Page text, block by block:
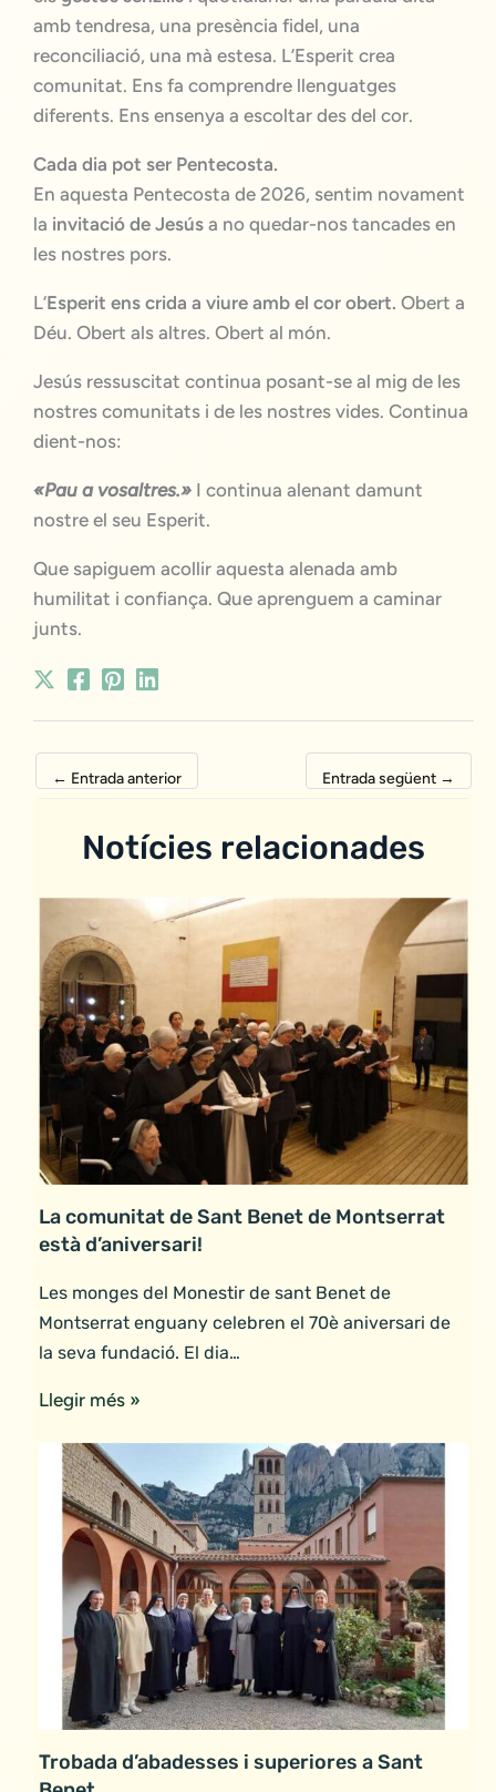
amb tendresa, una presència fidel, una
reconciliació, una mà estesa. L’Esperit crea
comunitat. Ens fa comprendre llenguatges
diferents. Ens ensenya a escoltar des del cor.
Cada dia pot ser Pentecosta.
En aquesta Pentecosta de 2026, sentim novament
la invitació de Jesús a no quedar-nos tancades en
les nostres pors.
L’Esperit ens crida a viure amb el cor obert. Obert a
Déu. Obert als altres. Obert al món.
Jesús ressuscitat continua posant-se al mig de les
nostres comunitats i de les nostres vides. Continua
dient-nos:
«Pau a vosaltres.» I continua alenant damunt
nostre el seu Esperit.
Que sapiguem acollir aquesta alenada amb
humilitat i confiança. Que aprenguem a caminar
junts.
← Entrada anterior Entrada següent →
Notícies relacionades
La comunitat de Sant Benet de Montserrat
està d’aniversari!
Les monges del Monestir de sant Benet de
Montserrat enguany celebren el 70è aniversari de
la seva fundació. El dia…
Llegir més »
Trobada d’abadesses i superiores a Sant